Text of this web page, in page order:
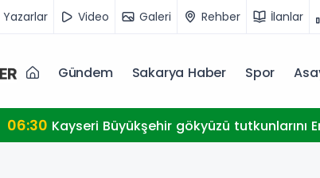
Yazarlar Video Galeri Rehber İlanlar
Gündem Sakarya Haber Spor
06:30 Kayseri Büyükşehir gökyüzü tutkunlarını